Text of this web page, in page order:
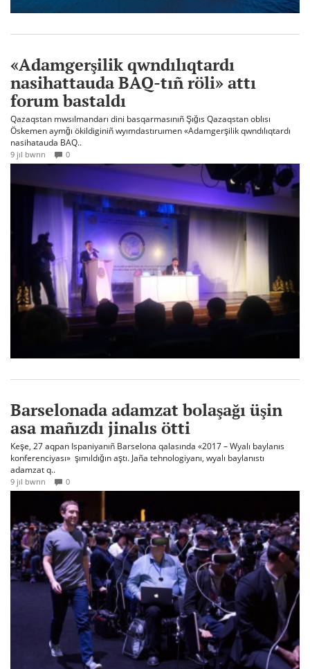
«Adamgerşilik qwndılıqtardı
nasihattauda BAQ-tıñ röli» attı
forum bastaldı
Qazaqstan mwsılmandarı dini basqarmasınıñ Şığıs Qazaqstan oblısı
Öskemen aymğı ökildiginiñ wyımdastıruımen «Adamgerşilik qwndılıqtardı
nasihatauda BAQ..
9 jıl bwrın 0
Barselonada adamzat bolaşağı üşin
asa mañızdı jinalıs ötti
Keşe, 27 aqpan Ispaniyanıñ Barselona qalasında «2017 – Wyalı baylanıs
konferenciyası» şımıldığın aştı. Jaña tehnologiyanı, wyalı baylanıstı
adamzat q..
9 jıl bwrın 0